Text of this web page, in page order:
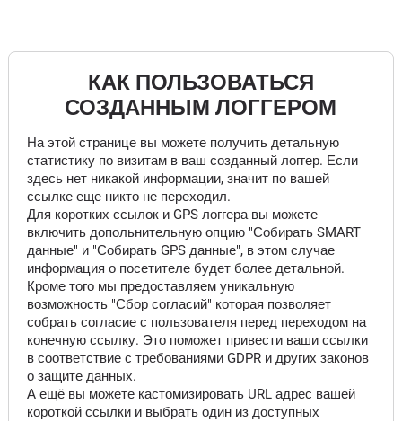
КАК ПОЛЬЗОВАТЬСЯ
СОЗДАННЫМ ЛОГГЕРОМ
На этой странице вы можете получить детальную
статистику по визитам в ваш созданный логгер. Если
здесь нет никакой информации, значит по вашей
ссылке еще никто не переходил.
Для коротких ссылок и GPS логгера вы можете
включить допольнительную опцию "Собирать SMART
данные" и "Собирать GPS данные", в этом случае
информация о посетителе будет более детальной.
Кроме того мы предоставляем уникальную
возможность "Сбор согласий" которая позволяет
собрать согласие с пользователя перед переходом на
конечную ссылку. Это поможет привести ваши ссылки
в соответствие с требованиями GDPR и других законов
о защите данных.
А ещё вы можете кастомизировать URL адрес вашей
короткой ссылки и выбрать один из доступных